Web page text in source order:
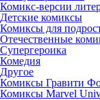
Комикс-версии
Детские комиксы
Комиксы для
Отечественные
Супергероика
Комедия
Другое
Комиксы Гравити
Комиксы Marvel